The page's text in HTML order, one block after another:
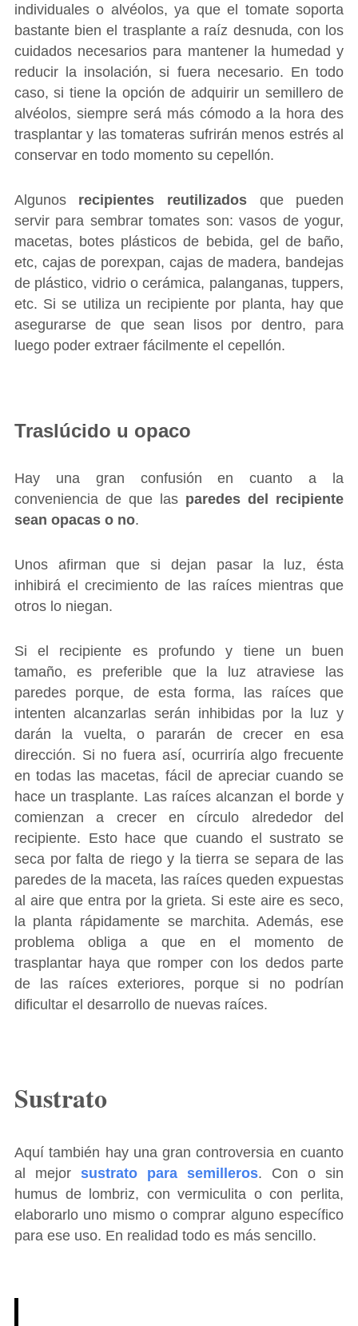
individuales o alvéolos, ya que el tomate soporta
bastante bien el trasplante a raíz desnuda, con los
cuidados necesarios para mantener la humedad y
reducir la insolación, si fuera necesario. En todo
caso, si tiene la opción de adquirir un semillero de
alvéolos, siempre será más cómodo a la hora des
trasplantar y las tomateras sufrirán menos estrés al
conservar en todo momento su cepellón.
Algunos recipientes reutilizados que pueden
servir para sembrar tomates son: vasos de yogur,
macetas, botes plásticos de bebida, gel de baño,
etc, cajas de porexpan, cajas de madera, bandejas
de plástico, vidrio o cerámica, palanganas, tuppers,
etc. Si se utiliza un recipiente por planta, hay que
asegurarse de que sean lisos por dentro, para
luego poder extraer fácilmente el cepellón.
Traslúcido u opaco
Hay una gran confusión en cuanto a la
conveniencia de que las paredes del recipiente
sean opacas o no.
Unos afirman que si dejan pasar la luz, ésta
inhibirá el crecimiento de las raíces mientras que
otros lo niegan.
Si el recipiente es profundo y tiene un buen
tamaño, es preferible que la luz atraviese las
paredes porque, de esta forma, las raíces que
intenten alcanzarlas serán inhibidas por la luz y
darán la vuelta, o pararán de crecer en esa
dirección. Si no fuera así, ocurriría algo frecuente
en todas las macetas, fácil de apreciar cuando se
hace un trasplante. Las raíces alcanzan el borde y
comienzan a crecer en círculo alrededor del
recipiente. Esto hace que cuando el sustrato se
seca por falta de riego y la tierra se separa de las
paredes de la maceta, las raíces queden expuestas
al aire que entra por la grieta. Si este aire es seco,
la planta rápidamente se marchita. Además, ese
problema obliga a que en el momento de
trasplantar haya que romper con los dedos parte
de las raíces exteriores, porque si no podrían
dificultar el desarrollo de nuevas raíces.
Sustrato
Aquí también hay una gran controversia en cuanto
al mejor sustrato para semilleros. Con o sin
humus de lombriz, con vermiculita o con perlita,
elaborarlo uno mismo o comprar alguno específico
para ese uso. En realidad todo es más sencillo.